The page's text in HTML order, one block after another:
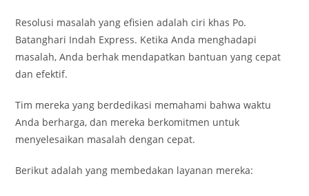
Resolusi masalah yang efisien adalah ciri khas Po.
Batanghari Indah Express. Ketika Anda menghadapi
masalah, Anda berhak mendapatkan bantuan yang cepat
dan efektif.
Tim mereka yang berdedikasi memahami bahwa waktu
Anda berharga, dan mereka berkomitmen untuk
menyelesaikan masalah dengan cepat.
Berikut adalah yang membedakan layanan mereka: